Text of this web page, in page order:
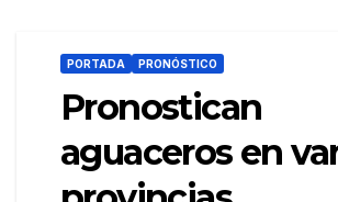
PORTADA PRONÓSTICO
Pronostican
aguaceros en